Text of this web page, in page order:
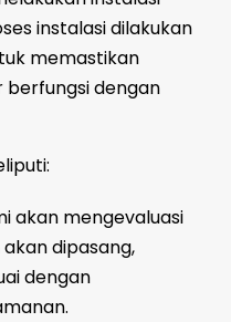
instalasi dilakukan
memastikan
berfungsi dengan
akan mengevaluasi
dipasang,
dengan